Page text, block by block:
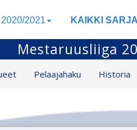
2021 KAIKKI
Mestaruusliiga
Pelaajahaku Historia